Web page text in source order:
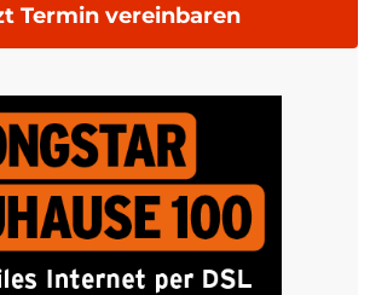
Termin vereinbaren